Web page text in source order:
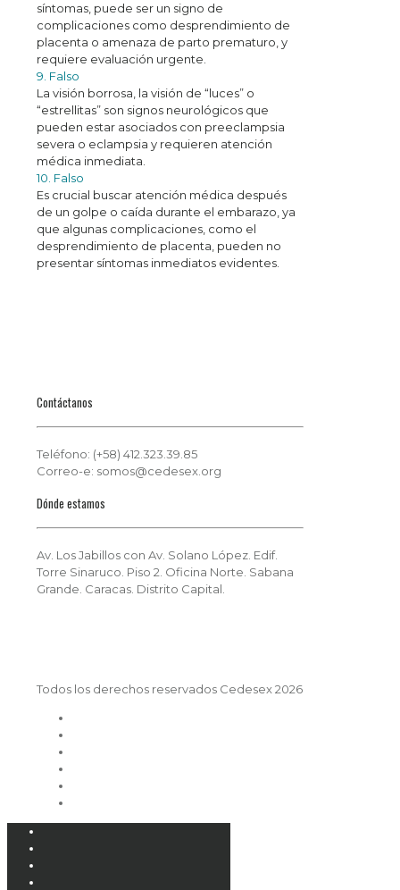
síntomas, puede ser un signo de
complicaciones como desprendimiento de
placenta o amenaza de parto prematuro, y
requiere evaluación urgente.
9. Falso
La visión borrosa, la visión de “luces” o
“estrellitas” son signos neurológicos que
pueden estar asociados con preeclampsia
severa o eclampsia y requieren atención
médica inmediata.
10. Falso
Es crucial buscar atención médica después
de un golpe o caída durante el embarazo, ya
que algunas complicaciones, como el
desprendimiento de placenta, pueden no
presentar síntomas inmediatos evidentes.
Contáctanos
Teléfono: (+58) 412.323.39.85
Correo-e: somos@cedesex.org
Dónde estamos
Av. Los Jabillos con Av. Solano López. Edif.
Torre Sinaruco. Piso 2. Oficina Norte. Sabana
Grande. Caracas. Distrito Capital.
Todos los derechos reservados Cedesex 2026